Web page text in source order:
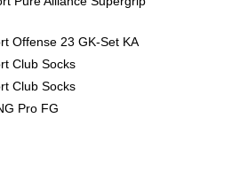
Offense 23 GK-Set KA
Club Socks
Club Socks
Pro FG